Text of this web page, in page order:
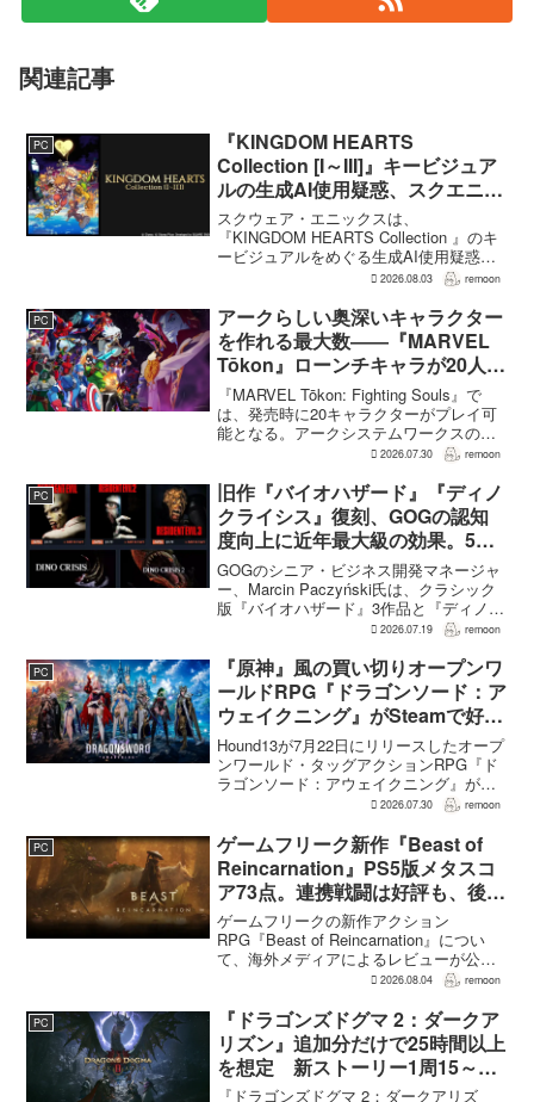
関連記事
PC
『KINGDOM HEARTS
Collection [I～III]』キービジュア
ルの生成AI使用疑惑、スクエニが
否定――不自然な描写は「人為的
ミス」
スクウェア・エニックスは、
『KINGDOM HEARTS Collection 』のキ
ービジュアルをめぐる生成AI使用疑惑に
ついて、問題となったアセットは開発チ
不自然な箇所は「人為的ミス」によるも
のだと...
2026.08.03 remoon
PC
アークらしい奥深いキャラクター
を作れる最大数――『MARVEL
Tōkon』ローンチキャラが20人に
なった理由
『MARVEL Tōkon: Fighting Souls』で
は、発売時に20キャラクターがプレイ可
能となる。アークシステムワークスの山
中丈嗣プロデューサーは、この人数につ
果だと説明。そのうえで、同社らし...
2026.07.30 remoon
PC
旧作『バイオハザード』『ディノ
クライシス』復刻、GOGの認知
度向上に近年最大級の効果。5作
品は90％超の肯定的評価
GOGのシニア・ビジネス開発マネージャ
ー、Marcin Paczyński氏は、クラシック
版『バイオハザード』3作品と『ディノク
ライシス』2作品の復刻が、近年のGOG
上に認知度向上へ貢献したと語った。現
在...
2026.07.19 remoon
PC
『原神』風の買い切りオープンワ
ールドRPG『ドラゴンソード：ア
ウェイクニング』がSteamで好発
進。価格3,480円、レビュー5,000
件超で約90％好評
Hound13が7月22日にリリースしたオープ
ンワールド・タッグアクションRPG『ド
ラゴンソード：アウェイクニング』が、
Steamで好調なスタートを切った。7月30
ユーザーレビューは5,710件に達し、う...
2026.07.30 remoon
PC
ゲームフリーク新作『Beast of
Reincarnation』PS5版メタスコ
ア73点。連携戦闘は好評も、後半
の“ボス再戦続き”には不満
ゲームフリークの新作アクション
RPG『Beast of Reincarnation』につい
て、海外メディアによるレビューが公開
された。PS5版のメタスコアは73。採点
否両論で、不評に分類されたレビュ...
2026.08.04 remoon
PC
『ドラゴンズドグマ 2：ダークア
リズン』追加分だけで25時間以上
を想定 新ストーリー1周15～20
時間、12種ダンジョンは各30分
『ドラゴンズドグマ 2：ダークアリズ